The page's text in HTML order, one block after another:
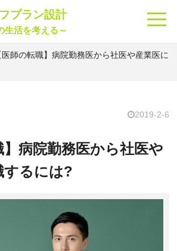
プラン設計
生活を考える～
貯金 老後 将来
医師の転職】病院勤務医から社医や産業医に
2019-2-6
】病院勤務医から社医や
するには?